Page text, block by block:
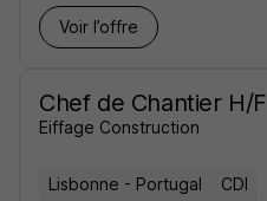
Voir l’offre
Chef de Chantier H/F
Eiffage Construction
Lisbonne - Portugal CDI